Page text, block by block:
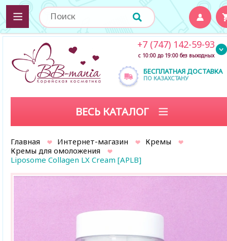
БЕСПЛАТНАЯ ДОСТАВКА
ПО КАЗАХСТАНУ
+7 (747) 142-59-93
с 10:00 до 19:00 без выходных
ВЕСЬ КАТАЛОГ
Главная Интернет-магазин
Кремы
Кремы для омоложения
Liposome Collagen LX Cream [APLB]